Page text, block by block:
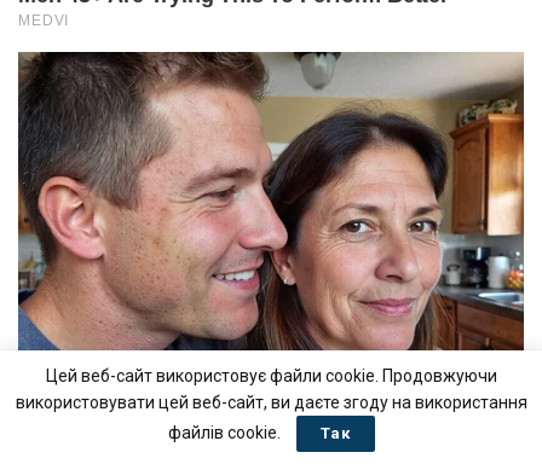
Цей веб-сайт використовує файли cookie. Продовжуючи
використовувати цей веб-сайт, ви даєте згоду на використання
файлів cookie.
Так